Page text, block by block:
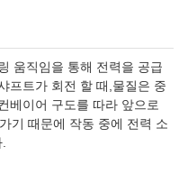
움직임을 통해 전력을 공급
프트가 회전 할 때,물질은 중
베이어 구도를 따라 앞으로
기 때문에 작동 중에 전력 소